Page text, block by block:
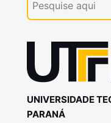
UNIVERSIDADE
PARANÁ